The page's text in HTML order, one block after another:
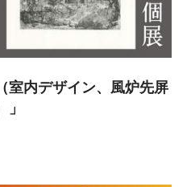
室内デザイン、風炉先屏